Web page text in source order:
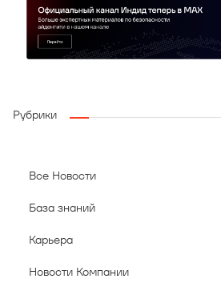
Рубрики
Все Новости
База знаний
Карьера
Новости Компании